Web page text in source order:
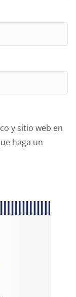
y sitio web en
haga un